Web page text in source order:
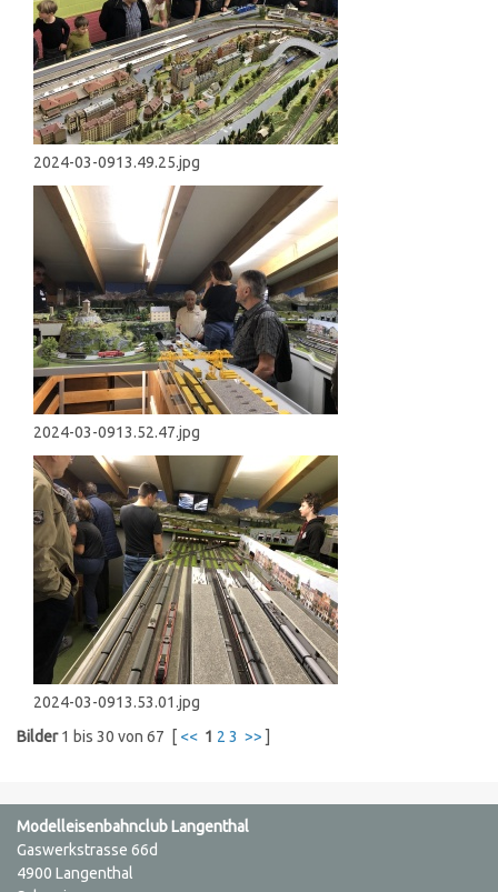
2024-03-0913.49.25.jpg
2024-03-0913.52.47.jpg
2024-03-0913.53.01.jpg
Bilder 1 bis 30 von 67 [ << 1 2 3 >> ]
Modelleisenbahnclub Langenthal
Gaswerkstrasse 66d
4900 Langenthal